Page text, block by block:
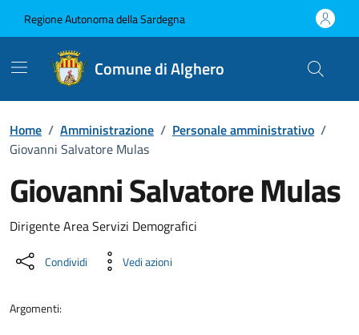
Regione Autonoma della Sardegna
Comune di Alghero
Home / Amministrazione / Personale amministrativo /
Giovanni Salvatore Mulas
Giovanni Salvatore Mulas
Dettaglio della persona
Dirigente Area Servizi Demografici
Condividi Vedi azioni
Argomenti: